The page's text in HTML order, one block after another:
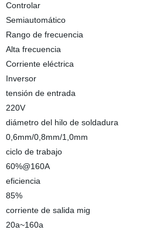
Controlar
Semiautomático
Rango de frecuencia
Alta frecuencia
Corriente eléctrica
Inversor
tensión de entrada
220V
diámetro del hilo de soldadura
0,6mm/0,8mm/1,0mm
ciclo de trabajo
60%@160A
eficiencia
85%
corriente de salida mig
20a~160a